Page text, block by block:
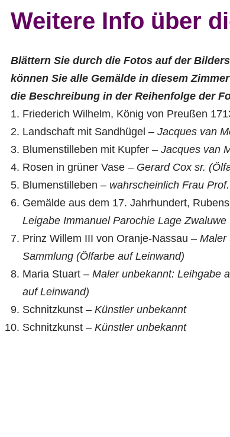
Weitere Info über
Blättern Sie durch die Fotos auf der
können Sie alle Gemälde in diesem
die Beschreibung in der Reihenfolge der
Friederich Wilhelm, König von Preußen
Landschaft mit Sandhügel – Jacques van
Blumenstilleben mit Kupfer – Jacques van
Rosen in grüner Vase – Gerard Cox sr.
Blumenstilleben – wahrscheinlich Frau
Gemälde aus dem 17. Jahrhundert,
Leigabe Immanuel Parochie Lage
Prinz Willem III von Oranje-Nassau – Maler
Sammlung (Ölfarbe auf Leinwand)
Maria Stuart – Maler unbekannt: Leihgabe
auf Leinwand)
Schnitzkunst – Künstler unbekannt
Schnitzkunst – Künstler unbekannt